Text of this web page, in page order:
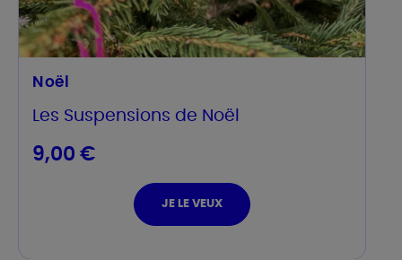
Noël
Les Suspensions de Noël
9,00 €
JE LE VEUX